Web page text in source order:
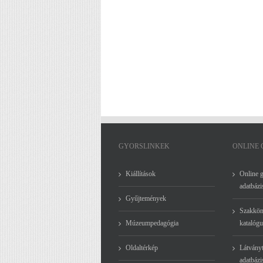
GYORSLINKEK
Kiállítások
Gyűjtemények
Múzeumpedagógia
Oldaltérkép
ONLINE
Online